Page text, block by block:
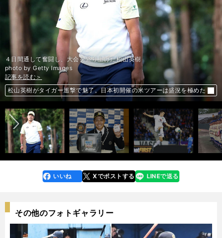
記事を読む＞
赤星憲広の阪神ドラフト評価は何点？「上位が成長したら１０年安泰」
記事を読む＞
植田直通はダントツ最下位でもポジティブ「神様が試練を与えてくれた」
記事を読む＞
奥川恭伸が抜けても星稜は強い。守より攻の強力打線で全国制覇を狙う
４日間通して奮闘し、大会を盛り上げた松山英樹
photo by Getty Images
記事を読む＞
松山英樹がタイガー追撃で魅了。日本初開催の米ツアーは盛況を極めた
前へ
faceboo
k
いいね Xでポストする
line LINEで送る
その他のフォトギャラリー